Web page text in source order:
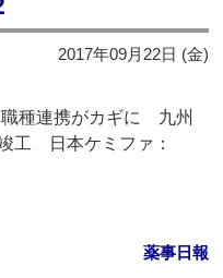
2017年09月22日 (金)
種連携がカギに 九州
工 日本ケミファ：
薬事日報